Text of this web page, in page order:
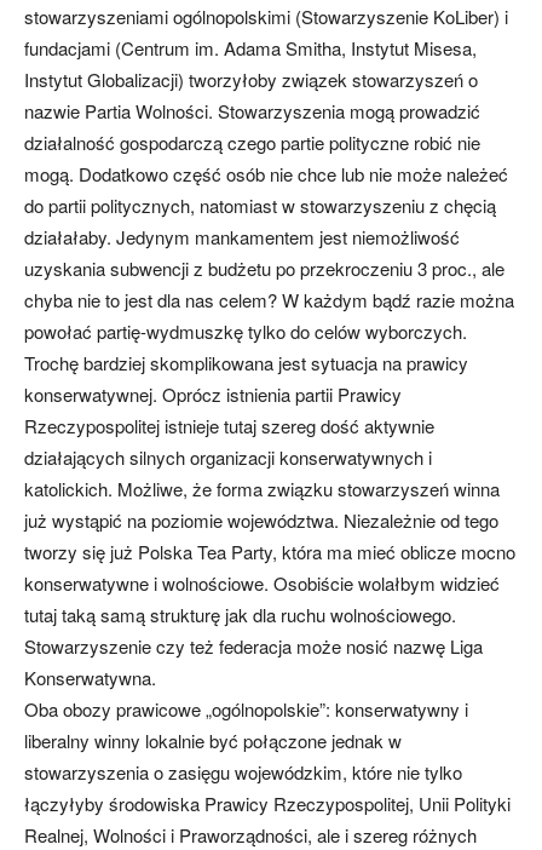
stowarzyszeniami ogólnopolskimi (Stowarzyszenie KoLiber) i
fundacjami (Centrum im. Adama Smitha, Instytut Misesa,
Instytut Globalizacji) tworzyłoby związek stowarzyszeń o
nazwie Partia Wolności. Stowarzyszenia mogą prowadzić
działalność gospodarczą czego partie polityczne robić nie
mogą. Dodatkowo część osób nie chce lub nie może należeć
do partii politycznych, natomiast w stowarzyszeniu z chęcią
działałaby. Jedynym mankamentem jest niemożliwość
uzyskania subwencji z budżetu po przekroczeniu 3 proc., ale
chyba nie to jest dla nas celem? W każdym bądź razie można
powołać partię-wydmuszkę tylko do celów wyborczych.
Trochę bardziej skomplikowana jest sytuacja na prawicy
konserwatywnej. Oprócz istnienia partii Prawicy
Rzeczypospolitej istnieje tutaj szereg dość aktywnie
działających silnych organizacji konserwatywnych i
katolickich. Możliwe, że forma związku stowarzyszeń winna
już wystąpić na poziomie województwa. Niezależnie od tego
tworzy się już Polska Tea Party, która ma mieć oblicze mocno
konserwatywne i wolnościowe. Osobiście wolałbym widzieć
tutaj taką samą strukturę jak dla ruchu wolnościowego.
Stowarzyszenie czy też federacja może nosić nazwę Liga
Konserwatywna.
Oba obozy prawicowe „ogólnopolskie”: konserwatywny i
liberalny winny lokalnie być połączone jednak w
stowarzyszenia o zasięgu wojewódzkim, które nie tylko
łączyłyby środowiska Prawicy Rzeczypospolitej, Unii Polityki
Realnej, Wolności i Praworządności, ale i szereg różnych